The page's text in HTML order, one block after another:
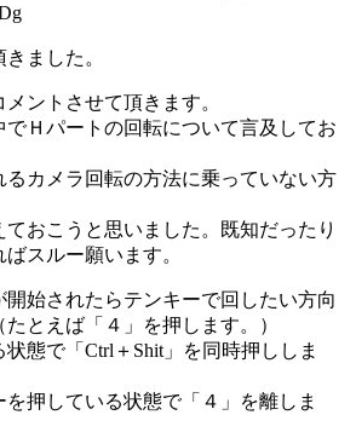
ました。
ントさせて頂きます。
でＨパートの回転について言及してお
るカメラ回転の方法に乗っていない方
おこうと思いました。既知だったり
スルー願います。
開始されたらテンキーで回したい方向
とえば「４」を押します。）
状態で「Ctrl＋Shit」を同時押ししま
を押している状態で「４」を離しま